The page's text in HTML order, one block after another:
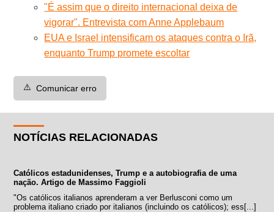
"É assim que o direito internacional deixa de
vigorar". Entrevista com Anne Applebaum
EUA e Israel intensificam os ataques contra o Irã,
enquanto Trump promete escoltar
⚠️ Comunicar erro
NOTÍCIAS RELACIONADAS
Católicos estadunidenses, Trump e a autobiografia de uma
nação. Artigo de Massimo Faggioli
"Os católicos italianos aprenderam a ver Berlusconi como um
problema italiano criado por italianos (incluindo os católicos); ess[...]